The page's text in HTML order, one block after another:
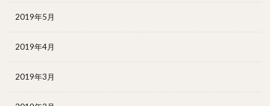
2019年5月
2019年4月
2019年3月